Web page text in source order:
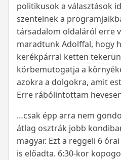
politikusok a választások
szentelnek a
társadalom oldaláról erre
maradtunk Adolffal, hogy
kerékpárral ketten
körbemutogatja a
azokra a dolgokra, amit
Erre rábólintottam
…csak épp arra nem
átlag osztrák jobb
magyar. Ezt a reggeli 6
is előadta. 6:30-kor